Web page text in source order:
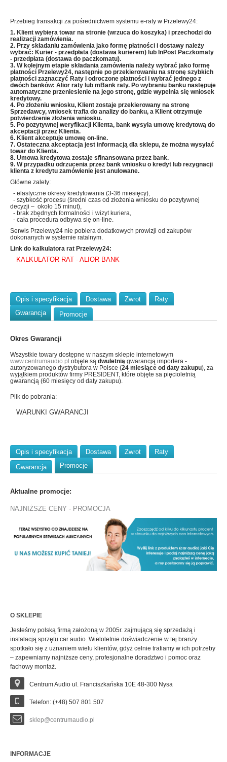
Przebieg transakcji za pośrednictwem systemu e-raty w Przelewy24:
1. Klient wybiera towar na stronie (wrzuca do koszyka) i przechodzi do
realizacji zamówienia.
2. Przy składaniu zamówienia jako formę płatności i dostawy należy
wybrać: Kurier - przedpłata (dostawa kurierem) lub InPost Paczkomaty
- przedpłata (dostawa do paczkomatu).
3. W kolejnym etapie składania zamówienia należy wybrać jako formę
płatności Przelewy24, następnie po przekierowaniu na stronę szybkich
płatności zaznaczyć Raty i odroczone płatności i wybrać jednego z
dwóch banków: Alior raty lub mBank raty. Po wybraniu banku następuje
automatyczne przeniesienie na jego stronę, gdzie wypełnia się wniosek
kredytowy.
4. Po złożeniu wniosku, Klient zostaje przekierowany na stronę
Sprzedawcy, wniosek trafia do analizy do banku, a Klient otrzymuje
potwierdzenie złożenia wniosku.
5. Po pozytywnej weryfikacji Klienta, bank wysyła umowę kredytową do
akceptacji przez Klienta.
6. Klient akceptuje umowę on-line.
7. Ostateczna akceptacja jest informacją dla sklepu, że można wysyłać
towar do Klienta.
8. Umowa kredytowa zostaje sfinansowana przez bank.
9. W przypadku odrzucenia przez bank wniosku o kredyt lub rezygnacji
klienta z kredytu zamówienie jest anulowane.
Główne zalety:
- elastyczne okresy kredytowania (3-36 miesięcy),
- szybkość procesu (średni czas od złożenia wniosku do pozytywnej
decyzji – około 15 minut),
- brak zbędnych formalności i wizyt kuriera,
- cała procedura odbywa się on-line.
Serwis Przelewy24 nie pobiera dodatkowych prowizji od zakupów
dokonanych w systemie ratalnym.
Link do kalkulatora rat Przelewy24:
KALKULATOR RAT - ALIOR BANK
Opis i specyfikacja Dostawa Zwrot
Raty
Gwarancja
Promocje
Okres Gwarancji
Wszystkie towary dostępne w naszym sklepie internetowym
www.centrumaudio.pl objęte są dwuletnią gwarancją importera -
autoryzowanego dystrybutora w Polsce (24 miesiące od daty zakupu), za
wyjątkiem produktów firmy PRESIDENT, które objęte sa pięcioletnią
gwarancją (60 miesięcy od daty zakupu).
Plik do pobrania:
WARUNKI GWARANCJI
Opis i specyfikacja Dostawa Zwrot
Raty
Gwarancja
Promocje
Aktualne promocje:
NAJNIŻSZE CENY - PROMOCJA
O SKLEPIE
Jesteśmy polską firmą założoną w 2005r. zajmującą się sprzedażą i
instalacją sprzętu car audio. Wieloletnie doświadczenie w tej branży
spotkało się z uznaniem wielu klientów, gdyż celnie trafiamy w ich potrzeby
– zapewniamy najniższe ceny, profesjonalne doradztwo i pomoc oraz
fachowy montaż.
Centrum Audio ul. Franciszkańska 10E 48-300 Nysa
Telefon: (+48) 507 801 507
sklep@centrumaudio.pl
INFORMACJE